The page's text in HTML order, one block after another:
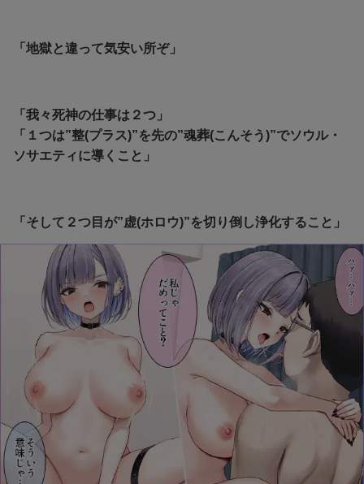
「地獄と違って気安い所ぞ」
「我々死神の仕事は２つ」
「１つは”整(プラス)”を先の”魂葬(こんそう)”でソウル・
ソサエティに導くこと」
「そして２つ目が”虚(ホロウ)”を切り倒し浄化すること」